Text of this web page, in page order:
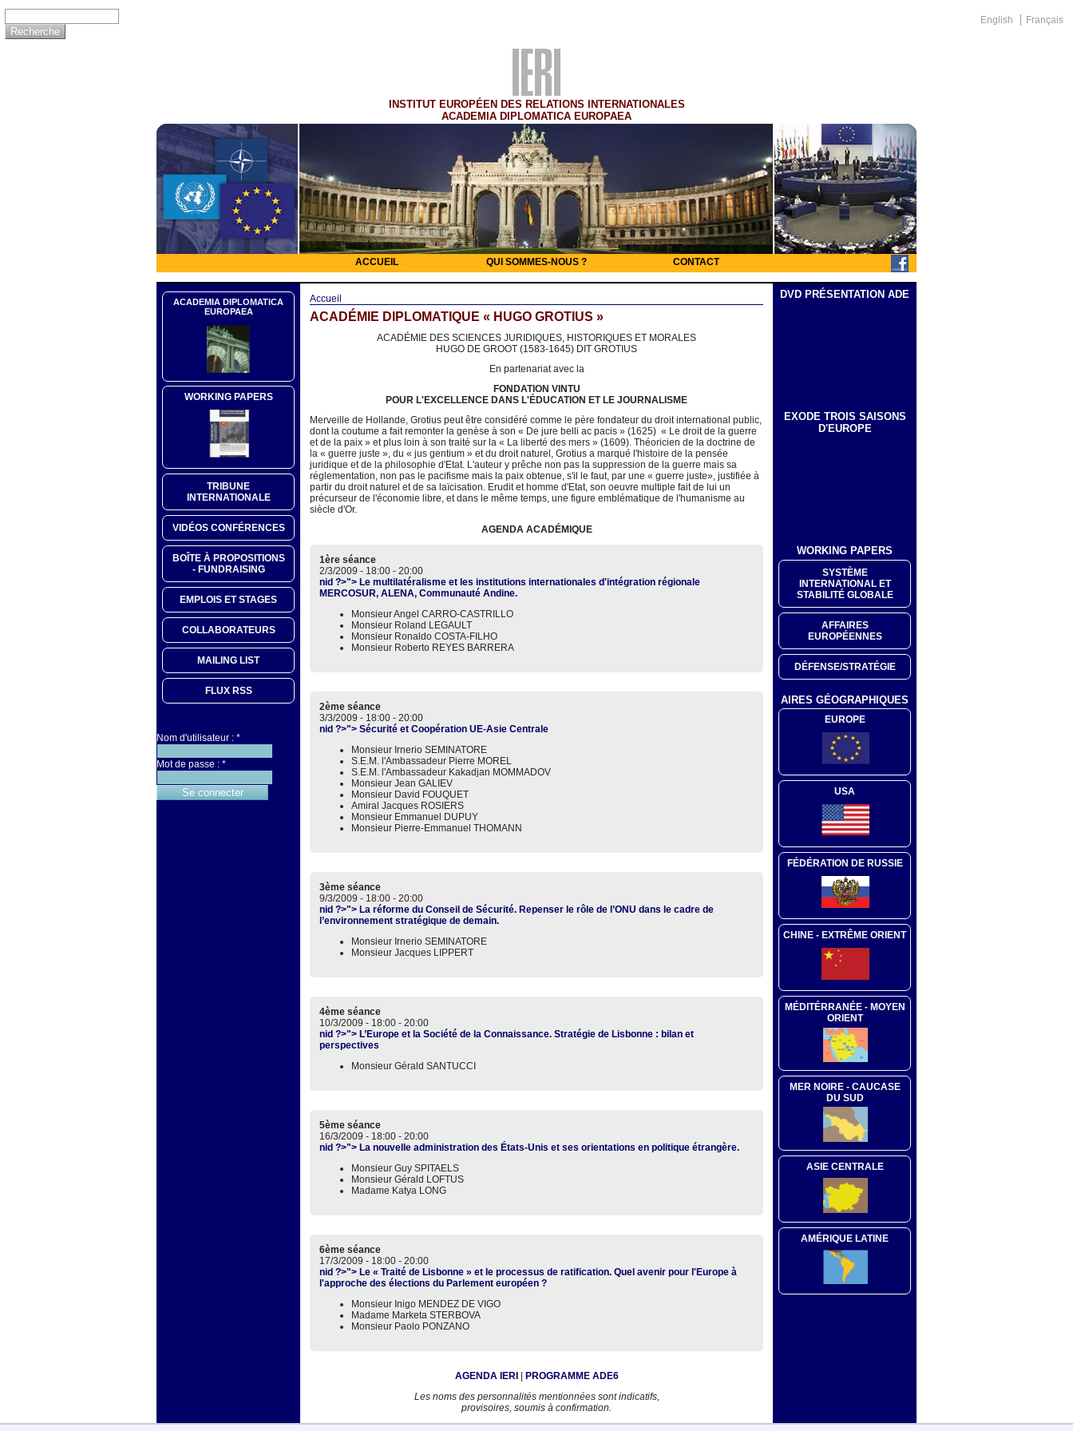
English Français
INSTITUT EUROPÉEN DES RELATIONS INTERNATIONALES
ACADEMIA DIPLOMATICA EUROPAEA
ACCUEIL QUI SOMMES-NOUS ? CONTACT
ACADEMIA DIPLOMATICA
EUROPAEA
WORKING PAPERS
TRIBUNE
INTERNATIONALE
VIDÉOS CONFÉRENCES
BOÎTE À PROPOSITIONS
- FUNDRAISING
EMPLOIS ET STAGES
COLLABORATEURS
MAILING LIST
FLUX RSS
Nom d'utilisateur : *
Mot de passe : *
Accueil
ACADÉMIE DIPLOMATIQUE « HUGO GROTIUS »
ACADÉMIE DES SCIENCES JURIDIQUES, HISTORIQUES ET MORALES
HUGO DE GROOT (1583-1645) DIT GROTIUS
En partenariat avec la
FONDATION VINTU
POUR L'EXCELLENCE DANS L'ÉDUCATION ET LE JOURNALISME
Merveille de Hollande, Grotius peut être considéré comme le père fondateur du droit international public,
dont la coutume a fait remonter la genèse à son « De jure belli ac pacis » (1625) ­ « Le droit de la guerre
et de la paix » et plus loin à son traité sur la « La liberté des mers » (1609). Théoricien de la doctrine de
la « guerre juste », du « jus gentium » et du droit naturel, Grotius a marqué l'histoire de la pensée
juridique et de la philosophie d'Etat. L'auteur y prêche non pas la suppression de la guerre mais sa
réglementation, non pas le pacifisme mais la paix obtenue, s'il le faut, par une « guerre juste», justifiée à
partir du droit naturel et de sa laïcisation. Erudit et homme d'Etat, son oeuvre multiple fait de lui un
précurseur de l'économie libre, et dans le même temps, une figure emblématique de l'humanisme au
siècle d'Or.
AGENDA ACADÉMIQUE
1ère séance
2/3/2009 - 18:00 - 20:00
nid ?>"> Le multilatéralisme et les institutions internationales d'intégration régionale
MERCOSUR, ALENA, Communauté Andine.
Monsieur Angel CARRO-CASTRILLO
Monsieur Roland LEGAULT
Monsieur Ronaldo COSTA-FILHO
Monsieur Roberto REYES BARRERA
2ème séance
3/3/2009 - 18:00 - 20:00
nid ?>"> Sécurité et Coopération UE-Asie Centrale
Monsieur Irnerio SEMINATORE
S.E.M. l'Ambassadeur Pierre MOREL
S.E.M. l'Ambassadeur Kakadjan MOMMADOV
Monsieur Jean GALIEV
Monsieur David FOUQUET
Amiral Jacques ROSIERS
Monsieur Emmanuel DUPUY
Monsieur Pierre-Emmanuel THOMANN
3ème séance
9/3/2009 - 18:00 - 20:00
nid ?>"> La réforme du Conseil de Sécurité. Repenser le rôle de l’ONU dans le cadre de
l’environnement stratégique de demain.
Monsieur Irnerio SEMINATORE
Monsieur Jacques LIPPERT
4ème séance
10/3/2009 - 18:00 - 20:00
nid ?>"> L’Europe et la Société de la Connaissance. Stratégie de Lisbonne : bilan et
perspectives
Monsieur Gérald SANTUCCI
5ème séance
16/3/2009 - 18:00 - 20:00
nid ?>"> La nouvelle administration des États-Unis et ses orientations en politique étrangère.
Monsieur Guy SPITAELS
Monsieur Gérald LOFTUS
Madame Katya LONG
6ème séance
17/3/2009 - 18:00 - 20:00
nid ?>"> Le « Traité de Lisbonne » et le processus de ratification. Quel avenir pour l'Europe à
l'approche des élections du Parlement européen ?
Monsieur Inigo MENDEZ DE VIGO
Madame Marketa STERBOVA
Monsieur Paolo PONZANO
AGENDA IERI| PROGRAMME ADE6
Les noms des personnalités mentionnées sont indicatifs,
provisoires, soumis à confirmation.
DVD PRÉSENTATION ADE
EXODE TROIS SAISONS
D'EUROPE
WORKING PAPERS
SYSTÈME
INTERNATIONAL ET
STABILITÉ GLOBALE
AFFAIRES
EUROPÉENNES
DÉFENSE/STRATÉGIE
AIRES GÉOGRAPHIQUES
EUROPE
USA
FÉDÉRATION DE RUSSIE
CHINE - EXTRÊME ORIENT
MÉDITÉRRANÉE - MOYEN
ORIENT
MER NOIRE - CAUCASE
DU SUD
ASIE CENTRALE
AMÉRIQUE LATINE